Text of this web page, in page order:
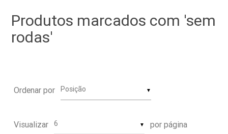
Produtos marcados com 'sem
rodas'
Ordenar por ▼
Visualizar ▼ por página